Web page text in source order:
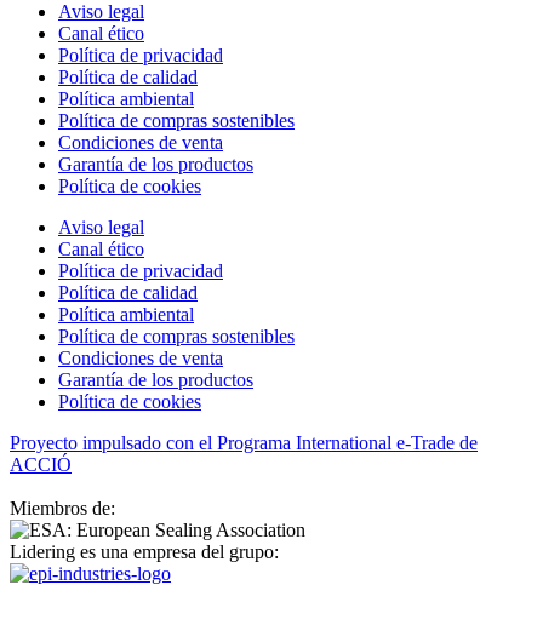
Aviso legal
Canal ético
Política de privacidad
Política de calidad
Política ambiental
Política de compras sostenibles
Condiciones de venta
Garantía de los productos
Política de cookies
Aviso legal
Canal ético
Política de privacidad
Política de calidad
Política ambiental
Política de compras sostenibles
Condiciones de venta
Garantía de los productos
Política de cookies
Proyecto impulsado con el Programa International e-Trade de
ACCIÓ
Miembros de:
Lidering es una empresa del grupo: